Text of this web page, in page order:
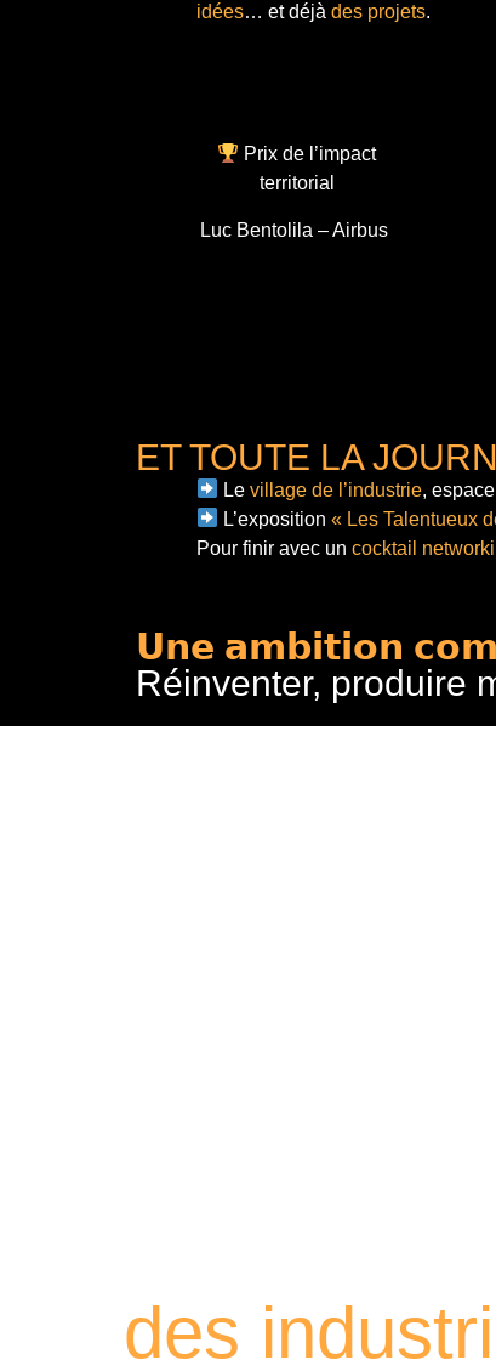
idées… et déjà des projets.
Prix de l’impact
territorial
Luc Bentolila – Airbus
ET TOUTE LA
Levillage de l’industrie,
L’exposition« Les Talentueux
Pour finir avec un cocktail
𝗨𝗻𝗲 𝗮𝗺𝗯𝗶𝘁𝗶𝗼𝗻
Réinventer, produire
des